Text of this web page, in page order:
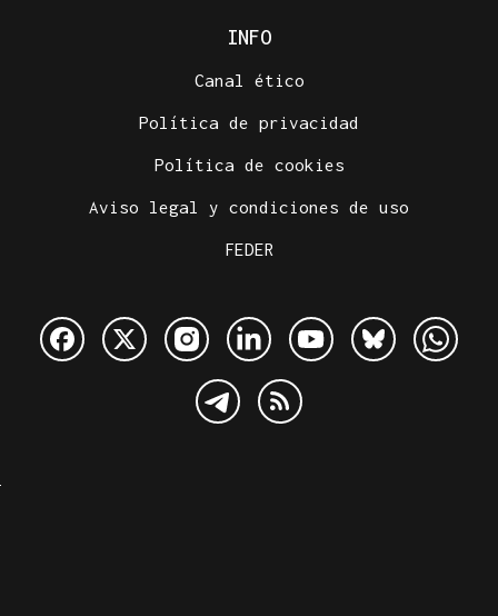
INFO
Canal ético
Política de privacidad
Política de cookies
Aviso legal y condiciones de uso
FEDER